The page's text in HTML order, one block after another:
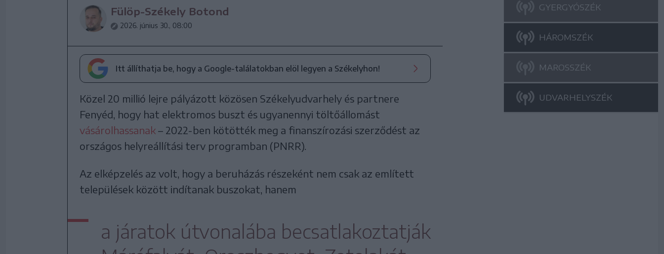
Fülöp-Székely Botond
2026. június 30., 08:00
Itt állíthatja be, hogy a Google-találatokban elöl legyen a Székelyhon!
Közel 20 millió lejre pályázott közösen Székelyudvarhely és partnere
Fenyéd, hogy hat elektromos buszt és ugyanennyi töltőállomást
vásárolhassanak – 2022-ben kötötték meg a finanszírozási szerződést az
országos helyreállítási terv programban (PNRR).
Az elképzelés az volt, hogy a beruházás részeként nem csak az említett
települések között indítanak buszokat, hanem
a járatok útvonalába becsatlakoztatják
GYERGYÓSZÉK
HÁROMSZÉK
MAROSSZÉK
UDVARHELYSZÉK